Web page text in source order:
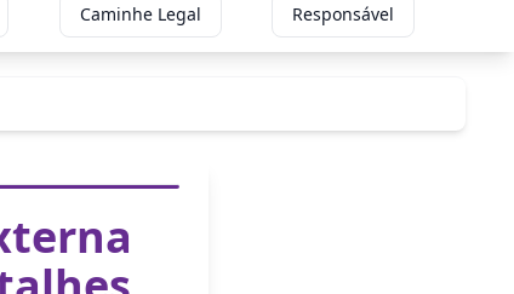
Caminhe Legal Responsável